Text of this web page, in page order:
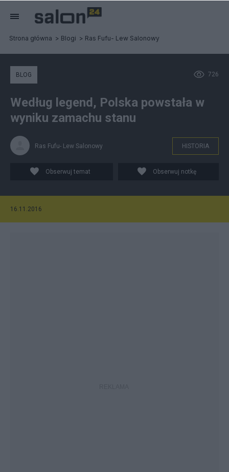
Strona główna Blogi Ras Fufu- Lew Salonowy
726
BLOG
Według legend, Polska powstała w
wyniku zamachu stanu
Ras Fufu- Lew Salonowy HISTORIA
Obserwuj temat Obserwuj notkę
16.11.2016